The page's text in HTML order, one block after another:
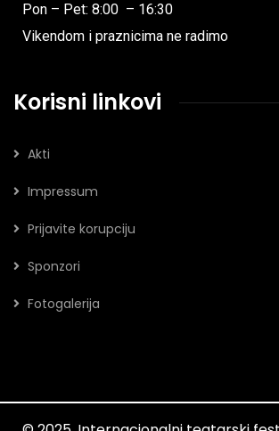
Pon – Pet: 8:00 – 16:30
Vikendom i praznicima ne radimo
Korisni linkovi
Akti
Impressum
Prijavite korupciju
Sponzori
Fotogalerija